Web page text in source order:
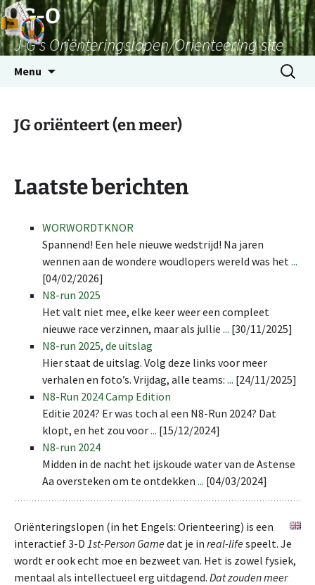
Skip
to
content
JG-O
J-G's Oriënteringslopen/Orienteering site
Menu
Search
for:
JG oriënteert (en meer)
Laatste berichten
WORWORDTKNOR
Spannend! Een hele nieuwe wedstrijd! Na jaren
wennen aan de wondere woudlopers wereld was het...
[04/02/2026]
N8-run 2025
Het valt niet mee, elke keer weer een compleet
nieuwe race verzinnen, maar als jullie ... [30/11/2025]
N8-run 2025, de uitslag
Hier staat de uitslag. Volg deze links voor meer
verhalen en foto’s. Vrijdag, alle teams: ... [24/11/2025]
N8-Run 2024 Camp Edition
Editie 2024? Er was toch al een N8-Run 2024? Dat
klopt, en het zou voor... [15/12/2024]
N8-run 2024
Midden in de nacht het ijskoude water van de Astense
Aa oversteken om te ontdekken ... [04/03/2024]
Oriënteringslopen (in het Engels: Orienteering) is een
interactief 3-D 1st-Person Gamedat je in real-lifespeelt. Je
wordt er ook echt moe en bezweet van. Het is zowel fysiek,
mentaal als intellectueel erg uitdagend. Dat zouden meer